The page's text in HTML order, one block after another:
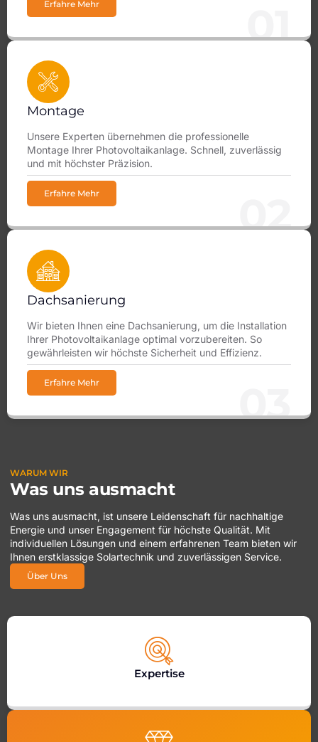
Erfahre Mehr 01
Montage
Unsere Experten übernehmen die professionelle
Montage Ihrer Photovoltaikanlage. Schnell, zuverlässig
und mit höchster Präzision.
Erfahre Mehr 02
Dachsanierung
Wir bieten Ihnen eine Dachsanierung, um die Installation
Ihrer Photovoltaikanlage optimal vorzubereiten. So
gewährleisten wir höchste Sicherheit und Effizienz.
Erfahre Mehr 03
WARUM WIR
Was uns ausmacht
Was uns ausmacht, ist unsere Leidenschaft für nachhaltige
Energie und unser Engagement für höchste Qualität. Mit
individuellen Lösungen und einem erfahrenen Team bieten wir
Ihnen erstklassige Solartechnik und zuverlässigen Service.
Über Uns
Expertise